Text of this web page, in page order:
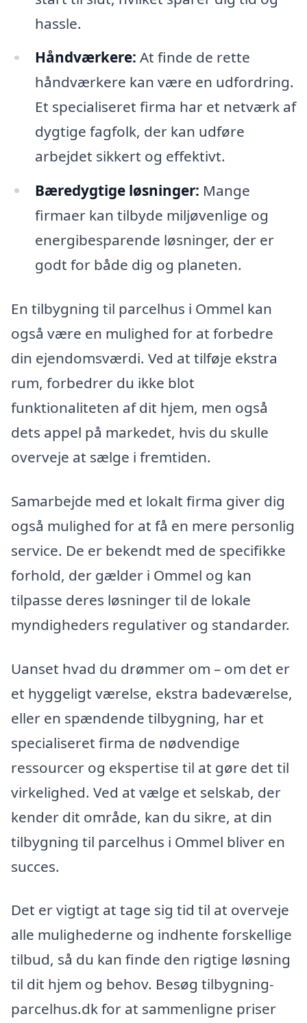
hassle.
Håndværkere: At finde de rette
håndværkere kan være en udfordring.
Et specialiseret firma har et netværk af
dygtige fagfolk, der kan udføre
arbejdet sikkert og effektivt.
Bæredygtige løsninger: Mange
firmaer kan tilbyde miljøvenlige og
energibesparende løsninger, der er
godt for både dig og planeten.
En tilbygning til parcelhus i Ommel kan
også være en mulighed for at forbedre
din ejendomsværdi. Ved at tilføje ekstra
rum, forbedrer du ikke blot
funktionaliteten af dit hjem, men også
dets appel på markedet, hvis du skulle
overveje at sælge i fremtiden.
Samarbejde med et lokalt firma giver dig
også mulighed for at få en mere personlig
service. De er bekendt med de specifikke
forhold, der gælder i Ommel og kan
tilpasse deres løsninger til de lokale
myndigheders regulativer og standarder.
Uanset hvad du drømmer om – om det er
et hyggeligt værelse, ekstra badeværelse,
eller en spændende tilbygning, har et
specialiseret firma de nødvendige
ressourcer og ekspertise til at gøre det til
virkelighed. Ved at vælge et selskab, der
kender dit område, kan du sikre, at din
tilbygning til parcelhus i Ommel bliver en
succes.
Det er vigtigt at tage sig tid til at overveje
alle mulighederne og indhente forskellige
tilbud, så du kan finde den rigtige løsning
til dit hjem og behov. Besøg tilbygning-
parcelhus.dk for at sammenligne priser